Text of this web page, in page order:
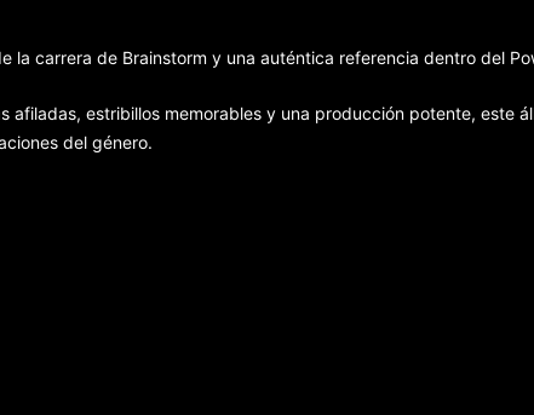
la carrera de Brainstorm y una auténtica referencia dentro del
afiladas, estribillos memorables y una producción potente, este
del género.